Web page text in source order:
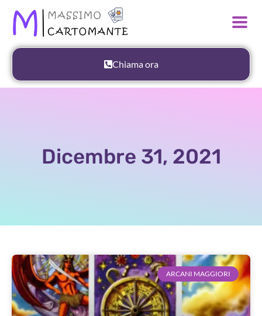
Chiama ora
Dicembre 31, 2021
ARCANI MAGGIORI